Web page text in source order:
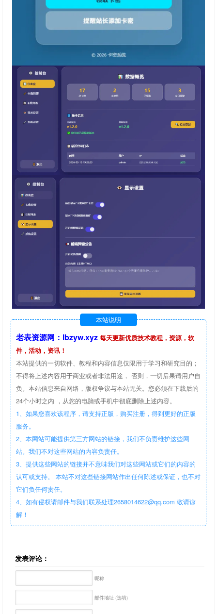
本站说明
老表资源网：lbzyw.xyz 每天更新优质技术教程，资源，软
件，活动，资讯！
本站提供的一切软件、教程和内容信息仅限用于学习和研究目的；
不得将上述内容用于商业或者非法用途， 否则，一切后果请用户自
负。本站信息来自网络，版权争议与本站无关。您必须在下载后的
24个小时之内 ，从您的电脑或手机中彻底删除上述内容。
1、如果您喜欢该程序，请支持正版，购买注册，得到更好的正版
服务。
2、本网站可能提供第三方网站的链接，我们不负责维护这些网
站。我们不对这些网站的内容负责任。
3、提供这些网站的链接并不意味我们对这些网站或它们的内容的
认可或支持。 本站不对这些链接网站作出任何陈述或保证，也不对
它们负任何责任。
4、如有侵权请邮件与我们联系处理2658014622@qq.com 敬请谅
解！
发表评论：
昵称
邮件地址 (选填)